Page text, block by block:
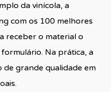
da vinícola, a
com os 100 melhores
receber o material o
Na prática, a
grande qualidade em